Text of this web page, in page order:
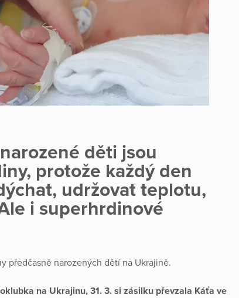
děti jsou
protože každý den
udržovat teplotu,
i superhrdinové
předčasně narozených dětí na Ukrajině.
na Ukrajinu, 31. 3. si zásilku převzala Káťa ve